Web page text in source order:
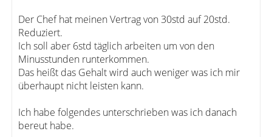
Der Chef hat meinen Vertrag von 30std auf 20std.
Reduziert.
Ich soll aber 6std täglich arbeiten um von den
Minusstunden runterkommen.
Das heißt das Gehalt wird auch weniger was ich mir
überhaupt nicht leisten kann.
Ich habe folgendes unterschrieben was ich danach
bereut habe.